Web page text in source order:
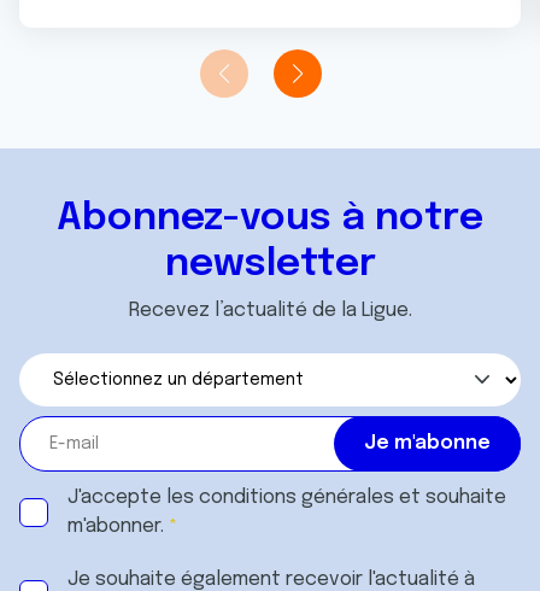
Abonnez-vous à notre
newsletter
Recevez l’actualité de la Ligue.
J'accepte les conditions générales et souhaite
m'abonner.
Je souhaite également recevoir l'actualité à